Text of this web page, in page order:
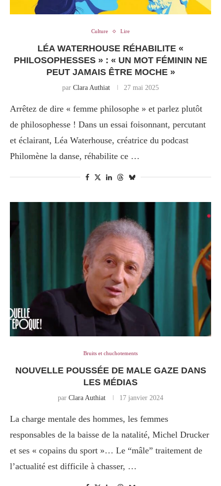
Culture Lire
LÉA WATERHOUSE RÉHABILITE «
PHILOSOPHESSES » : « UN MOT FÉMININ NE
PEUT JAMAIS ÊTRE MOCHE »
par Clara Authiat 27 mai 2025
Arrêtez de dire « femme philosophe » et parlez plutôt
de philosophesse ! Dans un essai foisonnant, percutant
et éclairant, Léa Waterhouse, créatrice du podcast
Philomène la danse, réhabilite ce …
Bruits et chuchotements
NOUVELLE POUSSÉE DE MALE GAZE DANS
LES MÉDIAS
par Clara Authiat 17 janvier 2024
La charge mentale des hommes, les femmes
responsables de la baisse de la natalité, Michel Drucker
et ses « copains du sport »… Le “mâle” traitement de
l’actualité est difficile à chasser, …